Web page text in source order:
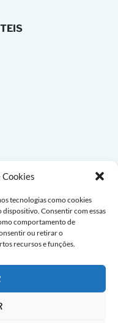
tecnologias como cookies
Consentir com essas
comportamento de
ou retirar o
recursos e funções.
todas as semanas!